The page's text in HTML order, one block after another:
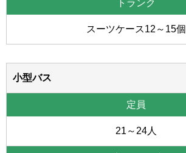
スーツケース12～15個
小型バス
21～24人